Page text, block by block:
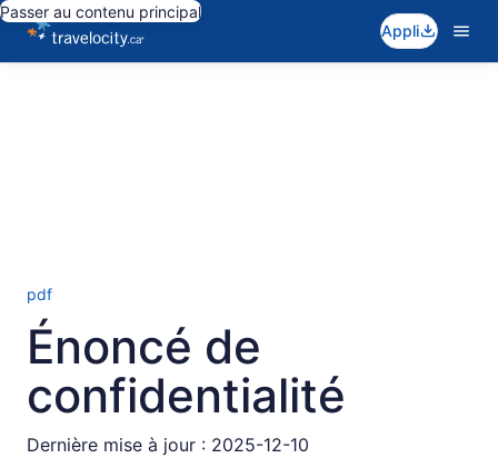
Passer au contenu principal
Appli
pdf
Énoncé de
confidentialité
Dernière mise à jour : 2025-12-10